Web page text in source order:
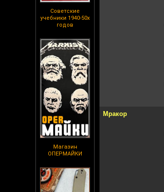
Советские
учебники 1940-50х
годов
Магазин
ОПЕРМАЙКИ
Мракор